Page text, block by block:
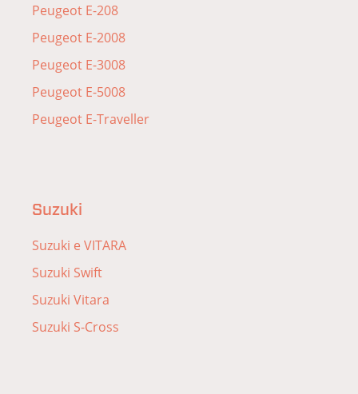
Peugeot E-208
Peugeot E-2008
Peugeot E-3008
Peugeot E-5008
Peugeot E-Traveller
Suzuki
Suzuki e VITARA
Suzuki Swift
Suzuki Vitara
Suzuki S-Cross